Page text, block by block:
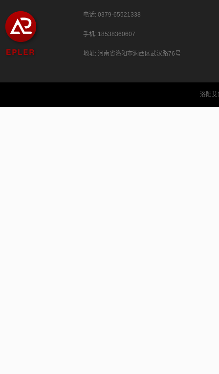
电话: 0379-65521338
手机: 18538360607
地址: 河南省洛阳市涧西区武汉路76号
洛阳